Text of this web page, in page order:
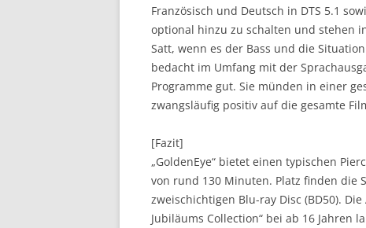
Französisch und Deutsch in DTS 5.1
optional hinzu zu schalten und stehen
Satt, wenn es der Bass und die
bedacht im Umfang mit der
Programme gut. Sie münden in einer
zwangsläufig positiv auf die gesamte
[Fazit]
„GoldenEye“ bietet einen typischen
von rund 130 Minuten. Platz finden die
zweischichtigen Blu-ray Disc (BD50).
Jubiläums Collection“ bei ab 16 Jahren